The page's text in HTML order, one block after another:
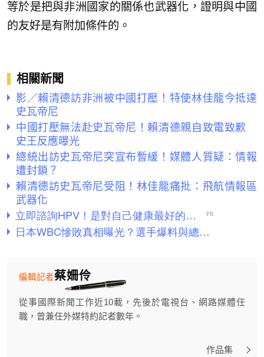
等於是把與非洲國家的關係也武器化，證明與中國
的友好是有附加條件的。
相關新聞
影／賴清德訪非洲被中國打壓！特使林佳龍今抵達
史瓦帝尼
中國打壓無法赴史瓦帝尼！賴清德親自致電致歉
史王反應曝光
總統出訪史瓦帝尼突宣布暫緩！媒體人質疑：情報
遭封鎖？
賴清德訪史瓦帝尼受阻！林佳龍痛批：飛航情報區
武器化
蔡姍伶
編輯記者
從事國際新聞工作近10載，先後於電視台、網路媒體任
職，曾兼任外媒特約記者數年。
作品集